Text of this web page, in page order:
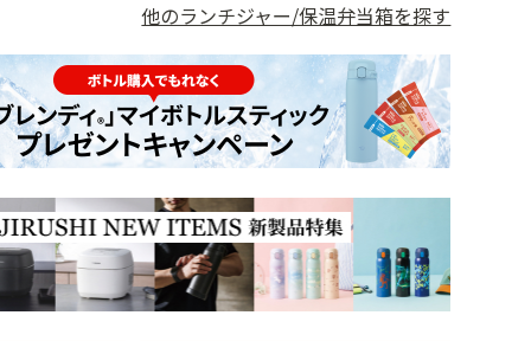
他のランチジャー/保温弁当箱を探す